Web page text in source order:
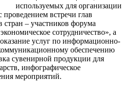
используемых для организации
встречи глав
стран – участников форума
сотрудничество», а
услуг по информационно-
обеспечению
сувенирной продукции для
инфографическое
мероприятий.